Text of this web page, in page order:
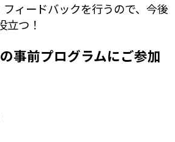
ィードバックを行うので、 今後
立つ！
事前プログラムにご参加